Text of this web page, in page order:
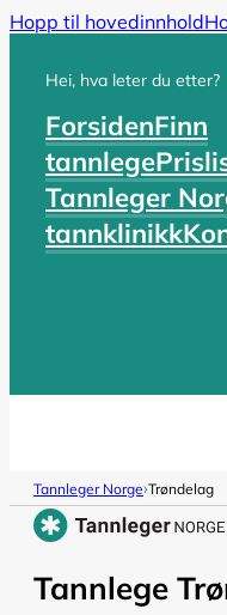
Hopp til hovedinnhold
Hei, hva leter du etter?
ForsidenFinn
tannlege
Tannleger
tannklinikk
Tannleger Norge›Trøndelag
Tannlege